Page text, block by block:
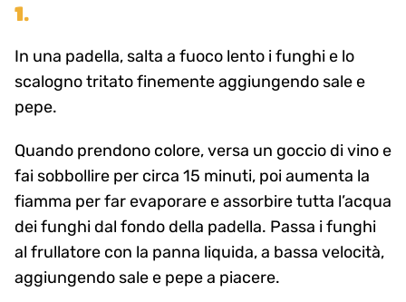
1.
In una padella, salta a fuoco lento i funghi e lo
scalogno tritato finemente aggiungendo sale e
pepe.
Quando prendono colore, versa un goccio di vino e
fai sobbollire per circa 15 minuti, poi aumenta la
fiamma per far evaporare e assorbire tutta l’acqua
dei funghi dal fondo della padella. Passa i funghi
al frullatore con la panna liquida, a bassa velocità,
aggiungendo sale e pepe a piacere.